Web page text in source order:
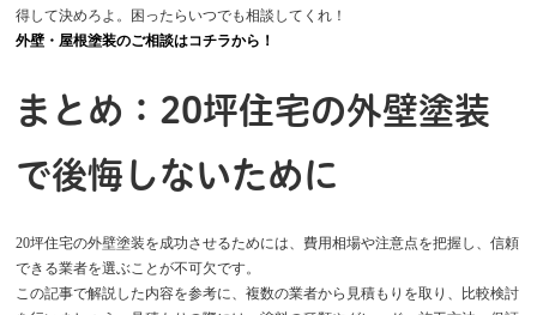
得して決めろよ。困ったらいつでも相談してくれ！
外壁・屋根塗装のご相談はコチラから！
まとめ：20坪住宅の外壁塗装
で後悔しないために
20坪住宅の外壁塗装を成功させるためには、費用相場や注意点を把握し、信頼
できる業者を選ぶことが不可欠です。
この記事で解説した内容を参考に、複数の業者から見積もりを取り、比較検討